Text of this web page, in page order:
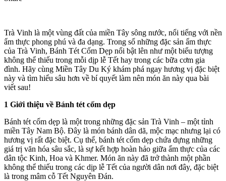
Trà Vinh là một vùng đất của miền Tây sông nước, nổi tiếng với nền
ẩm thực phong phú và đa dạng. Trong số những đặc sản ẩm thực
của Trà Vinh, Bánh Tét Cốm Dẹp nổi bật lên như một biểu tượng
không thể thiếu trong mỗi dịp lễ Tết hay trong các bữa cơm gia
đình. Hãy cùng Miền Tây Du Ký khám phá ngay hương vị đặc biệt
này và tìm hiểu sâu hơn về bí quyết làm nên món ăn này qua bài
viết sau!
1 Giới thiệu về Bánh tét cốm dẹp
Bánh tét cốm dẹp là một trong những đặc sản Trà Vinh – một tỉnh
miền Tây Nam Bộ. Đây là món bánh dân dã, mộc mạc nhưng lại có
hương vị rất đặc biệt. Cụ thể, bánh tét cốm dẹp chứa đựng những
giá trị văn hóa sâu sắc, là sự kết hợp hoàn hảo giữa ẩm thực của các
dân tộc Kinh, Hoa và Khmer. Món ăn này đã trở thành một phần
không thể thiếu trong các dịp lễ Tết của người dân nơi đây, đặc biệt
là trong mâm cỗ Tết Nguyên Đán.